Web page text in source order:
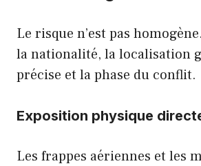
Le risque n’est pas
la nationalité, la localisation
précise et la phase du conflit.
Exposition physique
Les frappes aériennes et les